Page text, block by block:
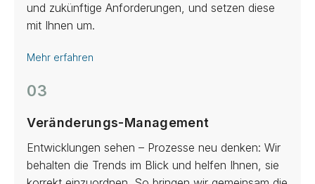
und zukünftige Anforderungen, und setzen diese
mit Ihnen um.
Mehr erfahren
03
Veränderungs-Management
Entwicklungen sehen – Prozesse neu denken: Wir
behalten die Trends im Blick und helfen Ihnen, sie